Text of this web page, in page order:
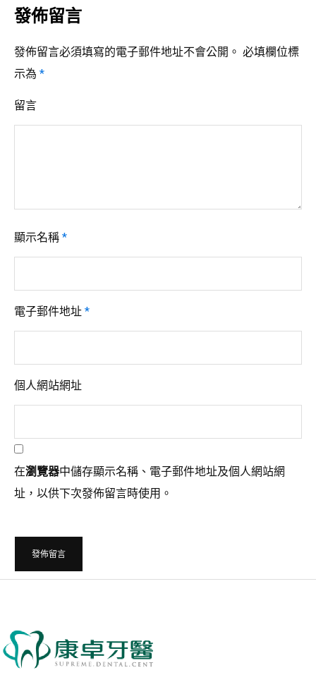
發佈留言
發佈留言必須填寫的電子郵件地址不會公開。 必填欄位標
示為 *
留言
顯示名稱 *
電子郵件地址 *
個人網站網址
在瀏覽器中儲存顯示名稱、電子郵件地址及個人網站網
址，以供下次發佈留言時使用。